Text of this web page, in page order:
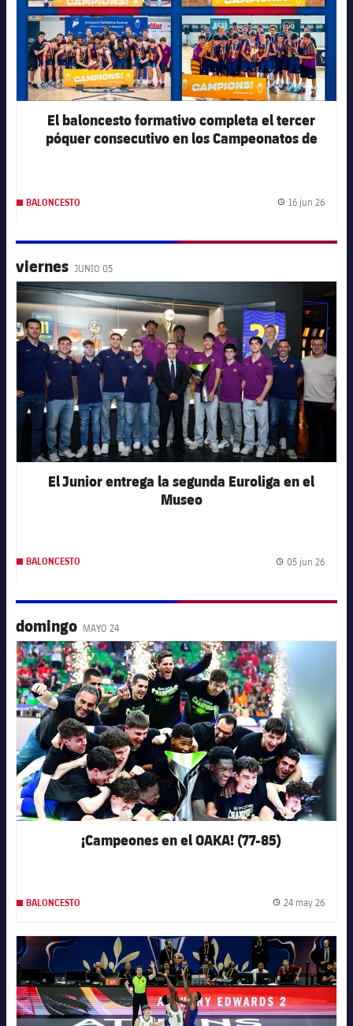
plusicon
más
Instalaciones
Spotify Camp Nou
Barça Cafe
Ciutat Esportiva
La Masia
plusicon
más
Servicios
Servicios Médicos
Accesibilidad
plusicon
más
Acreditaciones
Instalaciones
El baloncesto formativo completa el tercer
póquer consecutivo en los Campeonatos de
BALONCESTO Fecha
16 jun 26
viernes JUNIO 05
El Junior entrega la segunda Euroliga en el
Museo
BALONCESTO Fecha
05 jun 26
domingo MAYO 24
FC Barcelona club badge
¡Campeones en el OAKA! (77-85)
BALONCESTO Fecha
24 may 26
FC Barcelona club badge